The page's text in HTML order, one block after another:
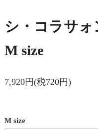
シ・コラサ
M size
7,920円(税720円)
M size